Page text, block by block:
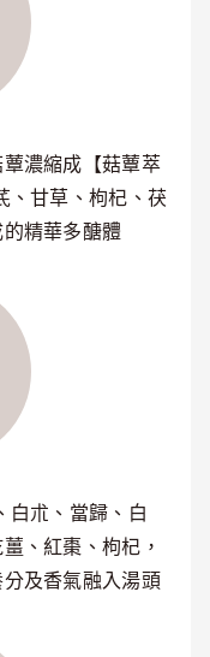
濃縮成【菇蕈萃
、甘草、枸杞、茯
精華多醣體
白朮、當歸、白
、紅棗、枸杞，
及香氣融入湯頭